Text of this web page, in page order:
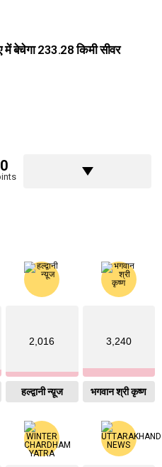
बेचेगा 233.28 किमी सीवर
0
2,016
हल्द्वानी न्य़ूज
3,240
भगवान श्री कृष्ण